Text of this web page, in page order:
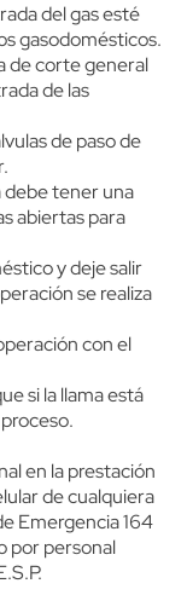
del gas esté
gasodomésticos.
de corte general
de las
de paso de
debe tener una
abiertas para
y deje salir
se realiza
con el
si la llama está
en la prestación
de cualquiera
Emergencia 164
por personal